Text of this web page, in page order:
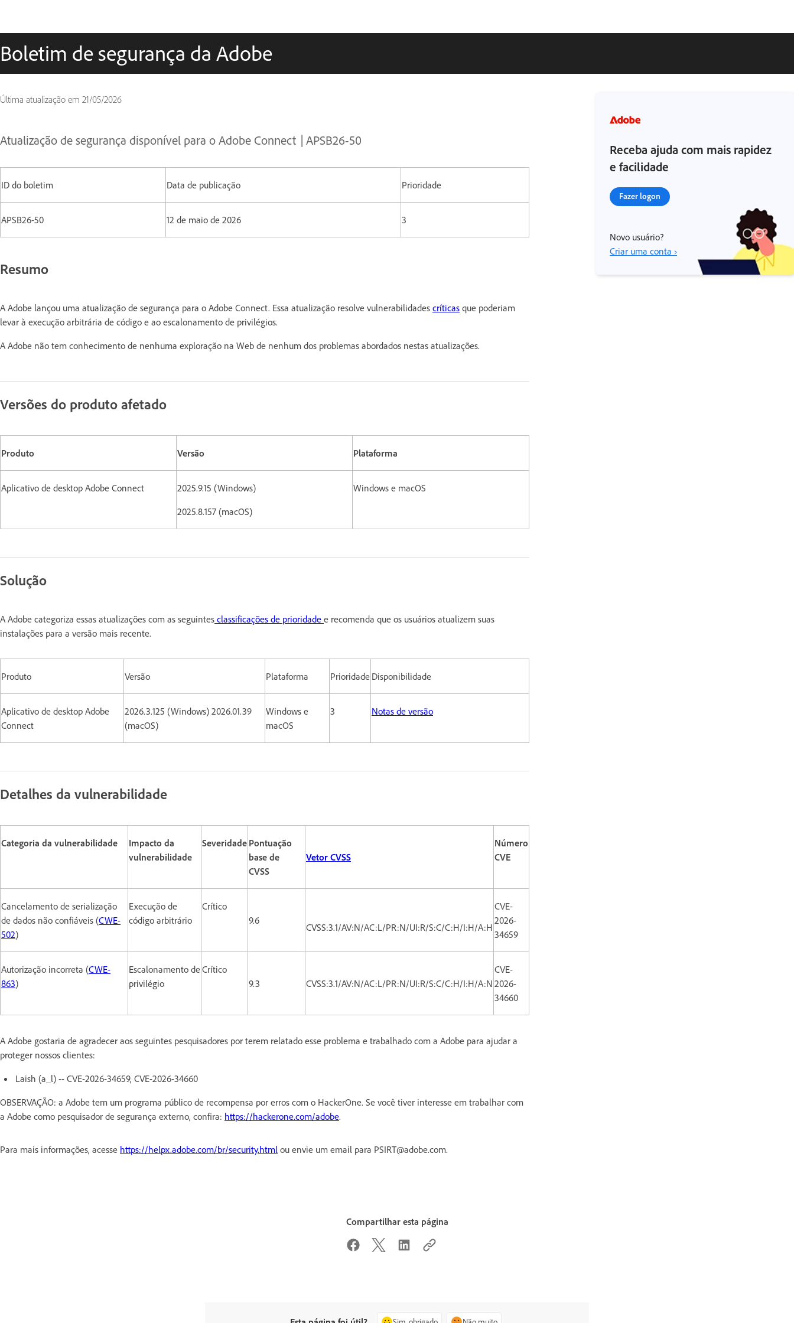
Boletim de segurança da Adobe
Última atualização em 21/05/2026
Atualização de segurança disponível para o Adobe Connect | APSB26-50
ID do boletim Data de publicação Prioridade
APSB26-50 12 de maio de 2026 3
Resumo
A Adobe lançou uma atualização de segurança para o Adobe Connect. Essa atualização resolve vulnerabilidades críticas que poderiam
levar à execução arbitrária de código e ao escalonamento de privilégios.
A Adobe não tem conhecimento de nenhuma exploração na Web de nenhum dos problemas abordados nestas atualizações.
Versões do produto afetado
Produto Versão Plataforma
Aplicativo de desktop Adobe Connect
2025.9.15 (Windows)
2025.8.157 (macOS)
Windows e macOS
Solução
A Adobe categoriza essas atualizações com as seguintes classificações de prioridade e recomenda que os usuários atualizem suas
instalações para a versão mais recente.
Produto Versão Plataforma Prioridade Disponibilidade
Aplicativo de desktop Adobe
Connect
2026.3.125 (Windows) 2026.01.39
(macOS)
Windows e
macOS
3 Notas de versão
Detalhes da vulnerabilidade
Categoria da vulnerabilidade
Impacto da
vulnerabilidade
Severidade Pontuação
base de
CVSS
Vetor CVSS
Número
CVE
Cancelamento de serialização
de dados não confiáveis (CWE-
502)
Execução de
código arbitrário
Crítico
9.6
CVSS:3.1/AV:N/AC:L/PR:N/UI:R/S:C/C:H/I:H/A:H
CVE-
2026-
34659
Autorização incorreta (CWE-
863)
Escalonamento de
privilégio
Crítico
9.3
CVSS:3.1/AV:N/AC:L/PR:N/UI:R/S:C/C:H/I:H/A:N
CVE-
2026-
34660
A Adobe gostaria de agradecer aos seguintes pesquisadores por terem relatado esse problema e trabalhado com a Adobe para ajudar a
proteger nossos clientes:
Laish (a_l) -- CVE-2026-34659, CVE-2026-34660
OBSERVAÇÃO: a Adobe tem um programa público de recompensa por erros com o HackerOne. Se você tiver interesse em trabalhar com
a Adobe como pesquisador de segurança externo, confira: https://hackerone.com/adobe.
Para mais informações, acesse https://helpx.adobe.com/br/security.html ou envie um email para PSIRT@adobe.com.
Receba ajuda com mais rapidez
e facilidade
Fazer logon
Novo usuário?
Criar uma conta ›
Compartilhar esta página